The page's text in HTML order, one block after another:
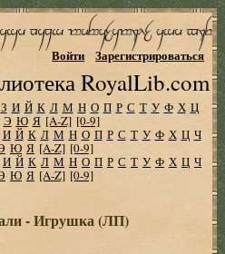
RoyalLib.com
Войти Зарегистрироваться
З И Й К Л М Н О П Р С Т У Ф Х Ц
Э Ю Я [A-Z] [0-9]
И Й К Л М Н О П Р С Т У Ф Х Ц Ч
Ю Я [A-Z] [0-9]
И Й К Л М Н О П Р С Т У Ф Х Ц Ч
Ю Я [A-Z] [0-9]
- Игрушка (ЛП)